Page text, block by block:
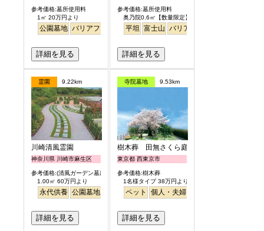
参考価格:墓所使用料
1㎡ 20万円より
公園墓地 バリアフリー
詳細を見る
参考価格:墓所使用料
奥乃院0.6㎡【数量限定】 24万円より
平坦 富士山 バリアフリー
詳細を見る
霊園 9.22km
川崎清風霊園
神奈川県 川崎市麻生区
参考価格:(清風ガーデン墓所)
1.00㎡ 60万円より
永代供養 公園墓地 駅から徒歩
詳細を見る
寺院墓地 9.53km
樹木葬 田無さくら庭園
東京都 西東京市
参考価格:樹木葬
1名様タイプ 38万円より
ペット 個人・夫婦
詳細を見る